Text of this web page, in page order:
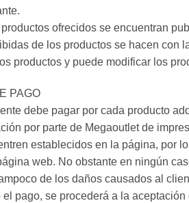
ofrecidos se encuentran
de los productos se hacen con
productos y puede modificar los
PAGO
debe pagar por cada producto
por parte de Megaoutlet de
establecidos en la página, por
web. No obstante en ningún
de los daños causados al
pago, se procederá a la aceptación